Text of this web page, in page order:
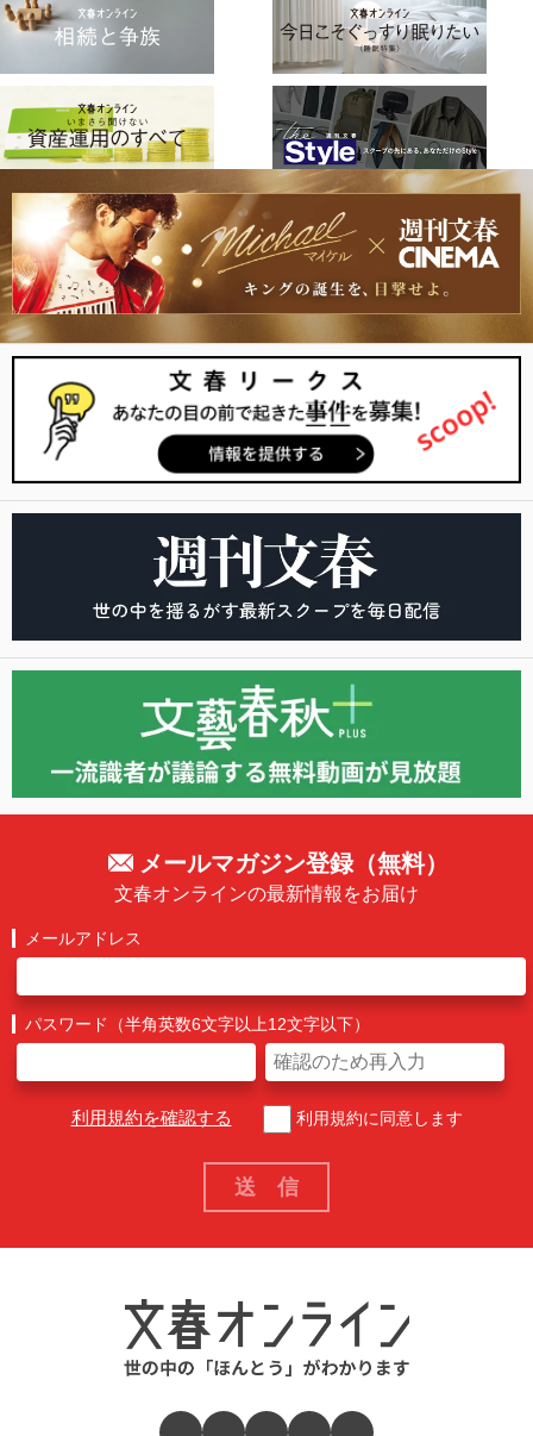
メールマガジン登録（無料）
文春オンラインの最新情報をお届け
メールアドレス
パスワード（半角英数6文字以上12文字以下）
利用規約を確認する 利用規約に同意します